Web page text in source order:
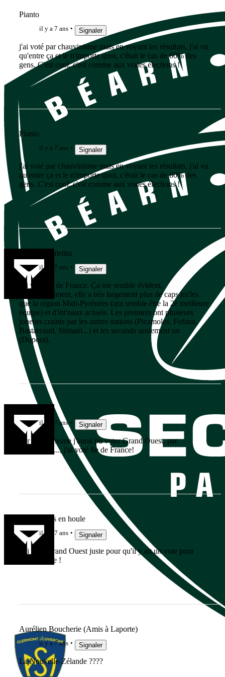
Pianto
il y a 7 ans Signaler
j'ai voté par chauvinisme mais en voyant les résultats, j'ai vu
qu'entre ça et le n'importe quoi, c'était le cas de 60% des
gens. C'est cool, c'est comme aux vraies élections !
Pianto
il y a 7 ans Signaler
j'ai voté par chauvinisme mais en voyant les résultats, j'ai vu
qu'entre ça et le n'importe quoi, c'était le cas de 60% des
gens. C'est cool, c'est comme aux vraies élections !
Rémi teLamettra
il y a 7 ans Signaler
j'ai voté Ile de France. Ça me semble évident,
personnellement, elle a très largement plus de caps int'les
que la région Midi-Pyrénées (qui semble être la 2è meilleure
équipe) et d'int'naux actuels. Les premiers ont plusieurs
joueurs craints par les autres nations (Picamoles, Fofana,
Bastareaud, Slimani...) et les seconds seulement un
(Dupont).
il y a 7 ans Signaler
Par chauvinisme j'aurai pu voter Grand Ouest, par
objectivité ..., j'ai voté Ile de France!
Les courses en houle
il y a 7 ans Signaler
J'ai voté Grand Ouest juste pour qu'il y ait un vote pour
cette équipe !
Aurélien Boucherie (Amis à Laporte)
il y a 7 ans Signaler
La Nouvelle-Zélande ????